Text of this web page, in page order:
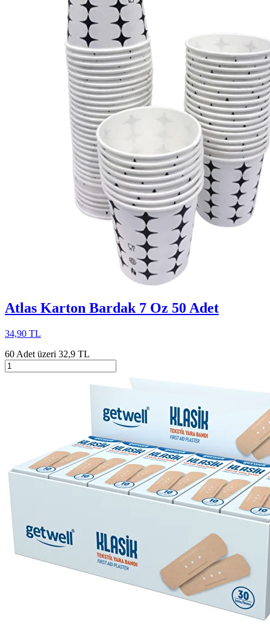
Atlas Karton Bardak 7 Oz 50 Adet
34,90 TL
60 Adet üzeri 32,9 TL